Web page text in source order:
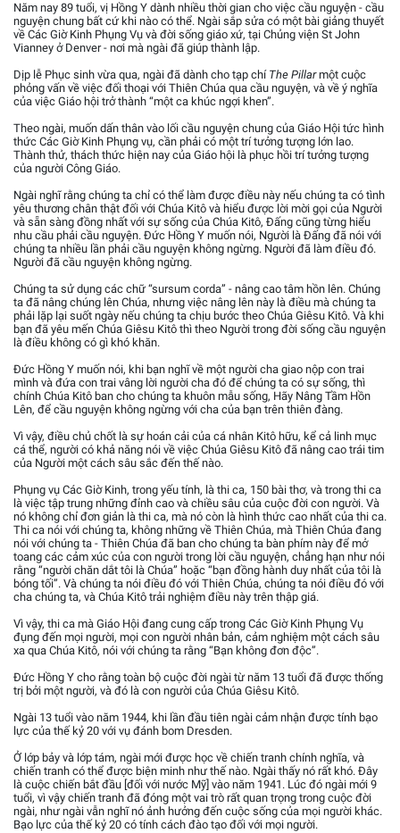
Năm nay 89 tuổi, vị Hồng Y dành nhiều thời gian cho việc cầu nguyện - cầu
nguyện chung bất cứ khi nào có thể. Ngài sắp sửa có một bài giảng thuyết
về Các Giờ Kinh Phụng Vụ và đời sống giáo xứ, tại Chủng viện St John
Vianney ở Denver - nơi mà ngài đã giúp thành lập.
Dịp lễ Phục sinh vừa qua, ngài đã dành cho tạp chí The Pillarmột cuộc
phỏng vấn về việc đối thoại với Thiên Chúa qua cầu nguyện, và về ý nghĩa
của việc Giáo hội trở thành “một ca khúc ngợi khen”.
Theo ngài, muốn dấn thân vào lối cầu nguyện chung của Giáo Hội tức hình
thức Các Giờ Kinh Phụng vụ, cần phải có một trí tưởng tượng lớn lao.
Thành thử, thách thức hiện nay của Giáo hội là phục hồi trí tưởng tượng
của người Công Giáo.
Ngài nghĩ rằng chúng ta chỉ có thể làm được điều này nếu chúng ta có tình
yêu thương chân thật đối với Chúa Kitô và hiểu được lời mời gọi của Người
và sẵn sàng đồng nhất với sự sống của Chúa Kitô, Đấng cũng từng hiểu
nhu cầu phải cầu nguyện. Đức Hồng Y muốn nói, Người là Đấng đã nói với
chúng ta nhiều lần phải cầu nguyện không ngừng. Người đã làm điều đó.
Người đã cầu nguyện không ngừng.
Chúng ta sử dụng các chữ “sursum corda” - nâng cao tâm hồn lên. Chúng
ta đã nâng chúng lên Chúa, nhưng việc nâng lên này là điều mà chúng ta
phải lặp lại suốt ngày nếu chúng ta chịu bước theo Chúa Giêsu Kitô. Và khi
bạn đã yêu mến Chúa Giêsu Kitô thì theo Người trong đời sống cầu nguyện
là điều không có gì khó khăn.
Đức Hồng Y muốn nói, khi bạn nghĩ về một người cha giao nộp con trai
mình và đứa con trai vâng lời người cha đó để chúng ta có sự sống, thì
chính Chúa Kitô ban cho chúng ta khuôn mẫu sống, Hãy Nâng Tầm Hồn
Lên, để cầu nguyện không ngừng với cha của bạn trên thiên đàng.
Vì vậy, điều chủ chốt là sự hoán cải của cá nhân Kitô hữu, kể cả linh mục
cá thể, người có khả năng nói về việc Chúa Giêsu Kitô đã nâng cao trái tim
của Người một cách sâu sắc đến thế nào.
Phụng vụ Các Giờ Kinh, trong yếu tính, là thi ca, 150 bài thơ, và trong thi ca
là việc tập trung những đỉnh cao và chiều sâu của cuộc đời con người. Và
nó không chỉ đơn giản là thi ca, mà nó còn là hình thức cao nhất của thi ca.
Thi ca nói với chúng ta, không những về Thiên Chúa, mà Thiên Chúa đang
nói với chúng ta - Thiên Chúa đã ban cho chúng ta bàn phím này để mở
toang các cảm xúc của con người trong lời cầu nguyện, chẳng hạn như nói
rằng “người chăn dắt tôi là Chúa” hoặc “bạn đồng hành duy nhất của tôi là
bóng tối”. Và chúng ta nói điều đó với Thiên Chúa, chúng ta nói điều đó với
cha chúng ta, và Chúa Kitô trải nghiệm điều này trên thập giá.
Vì vậy, thi ca mà Giáo Hội đang cung cấp trong Các Giờ Kinh Phụng Vụ
đụng đến mọi người, mọi con người nhân bản, cảm nghiệm một cách sâu
xa qua Chúa Kitô, nói với chúng ta rằng “Bạn không đơn độc”.
Đức Hồng Y cho rằng toàn bộ cuộc đời ngài từ năm 13 tuổi đã được thống
trị bởi một người, và đó là con người của Chúa Giêsu Kitô.
Ngài 13 tuổi vào năm 1944, khi lần đầu tiên ngài cảm nhận được tính bạo
lực của thế kỷ 20 với vụ đánh bom Dresden.
Ở lớp bảy và lớp tám, ngài mới được học về chiến tranh chính nghĩa, và
chiến tranh có thể được biện minh như thế nào. Ngài thấy nó rất khó. Đây
là cuộc chiến bắt đầu [đối với nước Mỹ] vào năm 1941. Lúc đó ngài mới 9
tuổi, vì vậy chiến tranh đã đóng một vai trò rất quan trọng trong cuộc đời
ngài, như ngài vẫn nghĩ nó ảnh hưởng đến cuộc sống của mọi người khác.
Bạo lực của thế kỷ 20 có tính cách đào tạo đối với mọi người.